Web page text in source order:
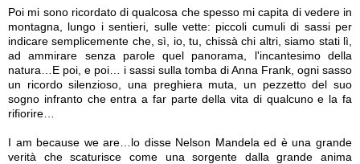
Poi mi sono ricordato di qualcosa che spesso mi capita di vedere in
montagna, lungo i sentieri, sulle vette: piccoli cumuli di sassi per
indicare semplicemente che, sì, io, tu, chissà chi altri, siamo stati lì,
ad ammirare senza parole quel panorama, l'incantesimo della
natura…E poi, e poi… i sassi sulla tomba di Anna Frank, ogni sasso
un ricordo silenzioso, una preghiera muta, un pezzetto del suo
sogno infranto che entra a far parte della vita di qualcuno e la fa
rifiorire…
I am because we are…lo disse Nelson Mandela ed è una grande
verità che scaturisce come una sorgente dalla grande anima